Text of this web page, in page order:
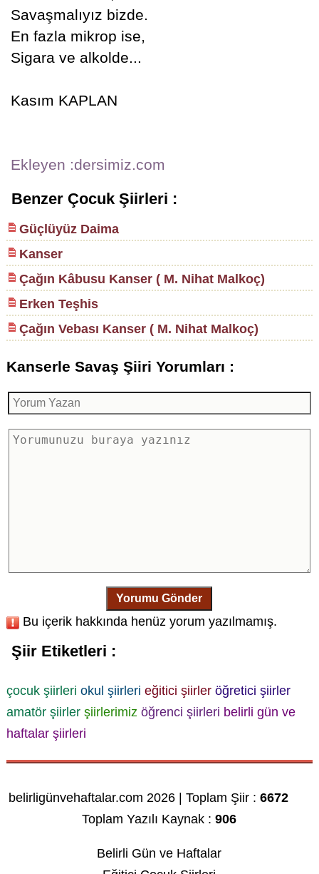
Savaşmalıyız bizde.
En fazla mikrop ise,
Sigara ve alkolde...
Kasım KAPLAN
Ekleyen :dersimiz.com
Benzer Çocuk Şiirleri :
Güçlüyüz Daima
Kanser
Çağın Kâbusu Kanser ( M. Nihat Malkoç)
Erken Teşhis
Çağın Vebası Kanser ( M. Nihat Malkoç)
Kanserle Savaş Şiiri Yorumları :
Yorumu Gönder
Bu içerik hakkında henüz yorum yazılmamış.
Şiir Etiketleri :
çocuk şiirleri okul şiirleri eğitici şiirler öğretici şiirler
amatör şiirler şiirlerimiz öğrenci şiirleri belirli gün ve
haftalar şiirleri
belirligünvehaftalar.com 2026 | Toplam Şiir :6672
Toplam Yazılı Kaynak :906
Belirli Gün ve Haftalar